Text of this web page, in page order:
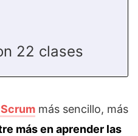
22 clases
más sencillo, más
más en aprender las